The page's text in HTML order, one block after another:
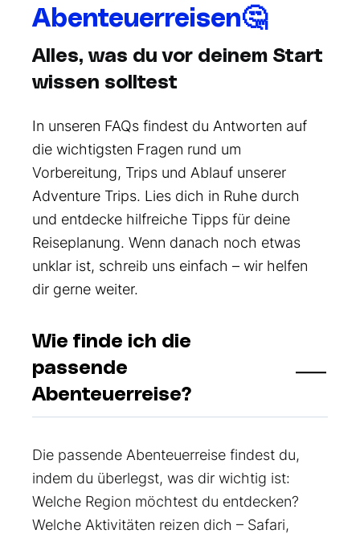
Abenteuerreisen🤔
Alles, was du vor deinem Start
wissen solltest
In unseren FAQs findest du Antworten auf
die wichtigsten Fragen rund um
Vorbereitung, Trips und Ablauf unserer
Adventure Trips. Lies dich in Ruhe durch
und entdecke hilfreiche Tipps für deine
Reiseplanung. Wenn danach noch etwas
unklar ist, schreib uns einfach – wir helfen
dir gerne weiter.
Wie finde ich die
passende
Abenteuerreise?
Die passende Abenteuerreise findest du,
indem du überlegst, was dir wichtig ist:
Welche Region möchtest du entdecken?
Welche Aktivitäten reizen dich – Safari,